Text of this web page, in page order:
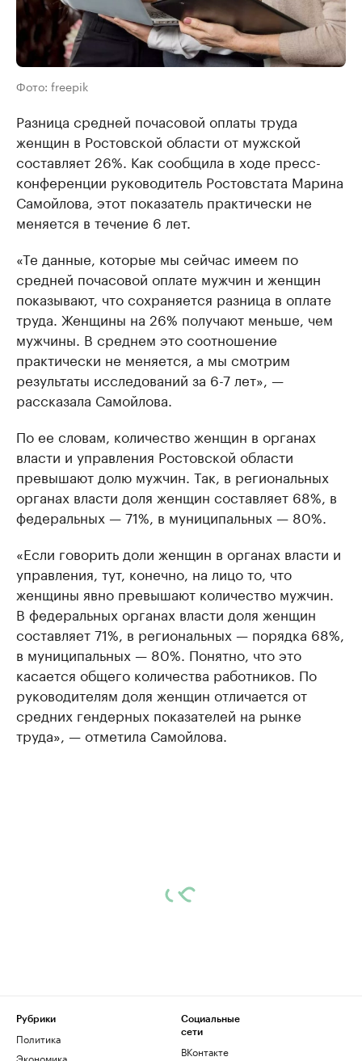
Фото: freepik
Разница средней почасовой оплаты труда
женщин в Ростовской области от мужской
составляет 26%. Как сообщила в ходе пресс-
конференции руководитель Ростовстата Марина
Самойлова, этот показатель практически не
меняется в течение 6 лет.
«Те данные, которые мы сейчас имеем по
средней почасовой оплате мужчин и женщин
показывают, что сохраняется разница в оплате
труда. Женщины на 26% получают меньше, чем
мужчины. В среднем это соотношение
практически не меняется, а мы смотрим
результаты исследований за 6-7 лет», —
рассказала Самойлова.
По ее словам, количество женщин в органах
власти и управления Ростовской области
превышают долю мужчин. Так, в региональных
органах власти доля женщин составляет 68%, в
федеральных — 71%, в муниципальных — 80%.
«Если говорить доли женщин в органах власти и
управления, тут, конечно, на лицо то, что
женщины явно превышают количество мужчин.
В федеральных органах власти доля женщин
составляет 71%, в региональных — порядка 68%,
в муниципальных — 80%. Понятно, что это
касается общего количества работников. По
руководителям доля женщин отличается от
средних гендерных показателей на рынке
труда», — отметила Самойлова.
Рубрики
Политика
Экономика
Социальные
сети
ВКонтакте